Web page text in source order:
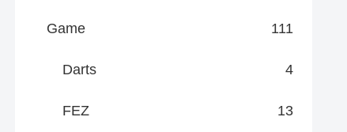
Game 111
Darts 4
FEZ 13